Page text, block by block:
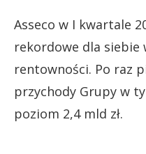
Asseco w I kwartale
rekordowe dla
rentowności. Po raz
przychody Grupy w
poziom 2,4 mld zł.